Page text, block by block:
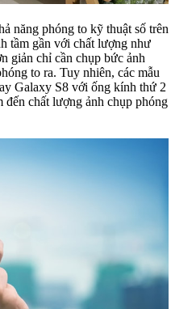
năng phóng to kỹ thuật số trên
tầm gần với chất lượng như
giản chỉ cần chụp bức ảnh
to ra. Tuy nhiên, các mẫu
Galaxy S8 với ống kính thứ 2
đến chất lượng ảnh chụp phóng